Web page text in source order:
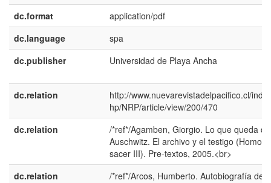
dc.format
application/pdf
dc.language
spa
dc.publisher
Universidad de Playa Ancha
dc.relation
http://www.nuevarevistadelpacifico.cl/
hp/NRP/article/view/200/470
dc.relation
/*ref*/Agamben, Giorgio. Lo que queda de
Auschwitz. El archivo y el testigo (Homo
sacer III). Pre-textos, 2005.<br>
dc.relation
/*ref*/Arcos, Humberto. Autobiografía de